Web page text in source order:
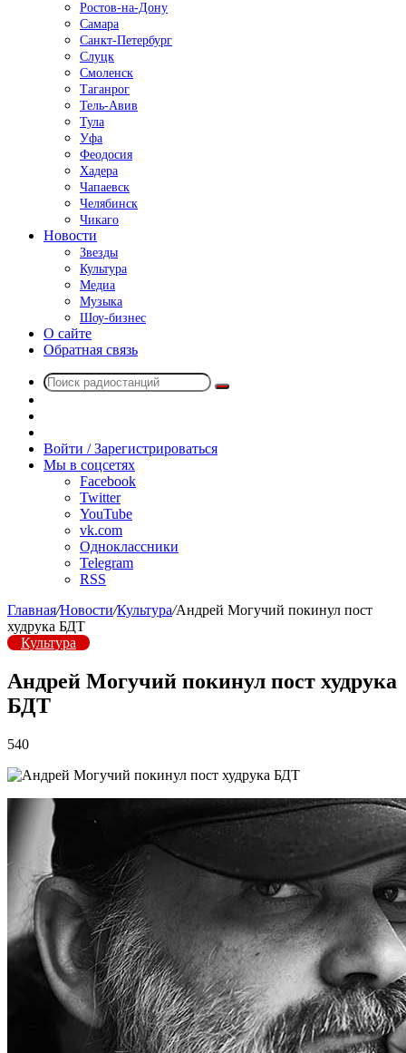
Ростов-на-Дону
Самара
Санкт-Петербург
Слуцк
Смоленск
Таганрог
Тель-Авив
Тула
Уфа
Феодосия
Хадера
Чапаевск
Челябинск
Чикаго
Новости
Звезды
Культура
Медиа
Музыка
Шоу-бизнес
О сайте
Обратная связь
Поиск
радио
Войти / Зарегистрироваться
Мы в соцсетях
Facebook
Twitter
YouTube
vk.com
Одноклассники
Telegram
RSS
Главная/Новости/Культура/Андрей Могучий покинул пост
худрука БДТ
Культура
Андрей Могучий покинул пост худрука
БДТ
540